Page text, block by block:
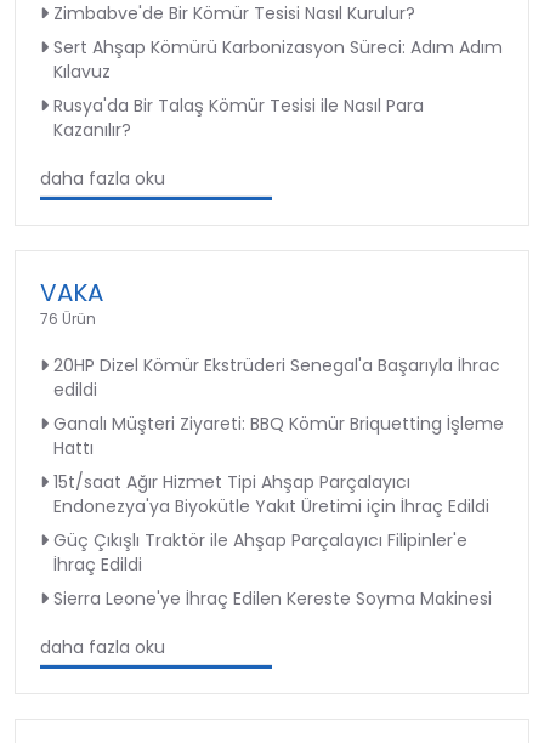
Zimbabve'de Bir Kömür Tesisi Nasıl Kurulur?
Sert Ahşap Kömürü Karbonizasyon Süreci: Adım Adım
Kılavuz
Rusya'da Bir Talaş Kömür Tesisi ile Nasıl Para
Kazanılır?
daha fazla oku
VAKA
76 Ürün
20HP Dizel Kömür Ekstrüderi Senegal'a Başarıyla İhrac
edildi
Ganalı Müşteri Ziyareti: BBQ Kömür Briquetting İşleme
Hattı
15t/saat Ağır Hizmet Tipi Ahşap Parçalayıcı
Endonezya'ya Biyokütle Yakıt Üretimi için İhraç Edildi
Güç Çıkışlı Traktör ile Ahşap Parçalayıcı Filipinler'e
İhraç Edildi
Sierra Leone'ye İhraç Edilen Kereste Soyma Makinesi
daha fazla oku